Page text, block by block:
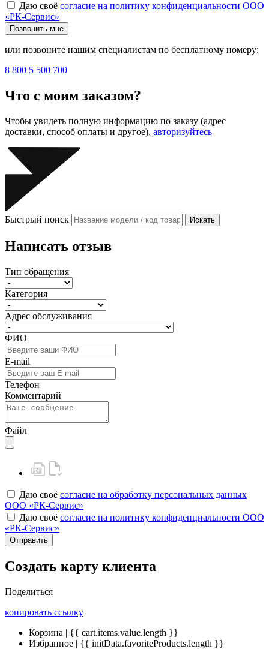
Даю своё согласие на политику конфиденциальности ООО
«РК-Сервис»
Позвонить мне
или позвоните нашим специалистам по бесплатному номеру:
8 800 5 500 700
Что с моим заказом?
Чтобы увидеть полную информацию по заказу (адрес
доставки, способ оплаты и другое), авторизуйтесь
Быстрый поиск Искать
Написать отзыв
Тип обращения
Категория
Адрес обслуживания
ФИО
E-mail
Телефон
Комментарий
Файл
Даю своё согласие на обработку персональных данных
ООО «РК-Сервис»
Даю своё согласие на политику конфиденциальности ООО
«РК-Сервис»
Отправить
Создать карту клиента
Поделиться
копировать ссылку
Корзина | {{ cart.items.value.length }}
Избранное | {{ initData.favoriteProducts.length }}